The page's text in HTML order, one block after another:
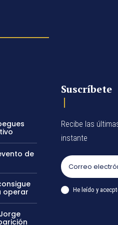
de
operar
Suscríbete
Recibe las
instante
He leído y